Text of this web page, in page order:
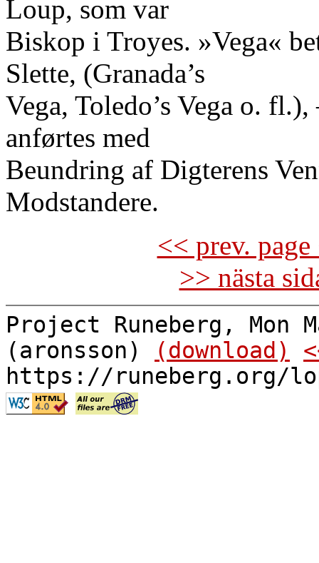
Loup, som var
Biskop i Troyes. »Vega«
Slette, (Granada’s
Vega, Toledo’s Vega o.
anførtes med
Beundring af Digterens
Modstandere.
<< prev.
>> nästa
Project Runeberg, Mon
(aronsson)
(download)
https://runeberg.org/